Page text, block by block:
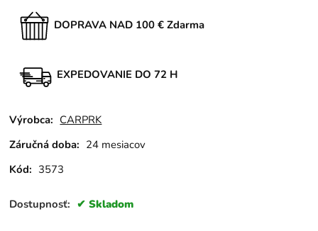
DOPRAVA NAD 100 € Zdarma
EXPEDOVANIE DO 72 H
Výrobca: CARPRK
Záručná doba: 24 mesiacov
Kód: 3573
Dostupnosť: Skladom